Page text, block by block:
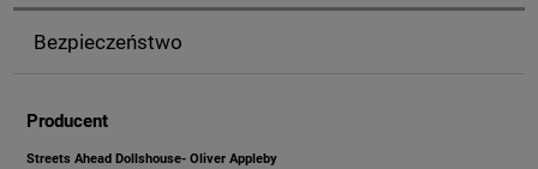
Bezpieczeństwo
Producent
Streets Ahead Dollshouse- Oliver Appleby